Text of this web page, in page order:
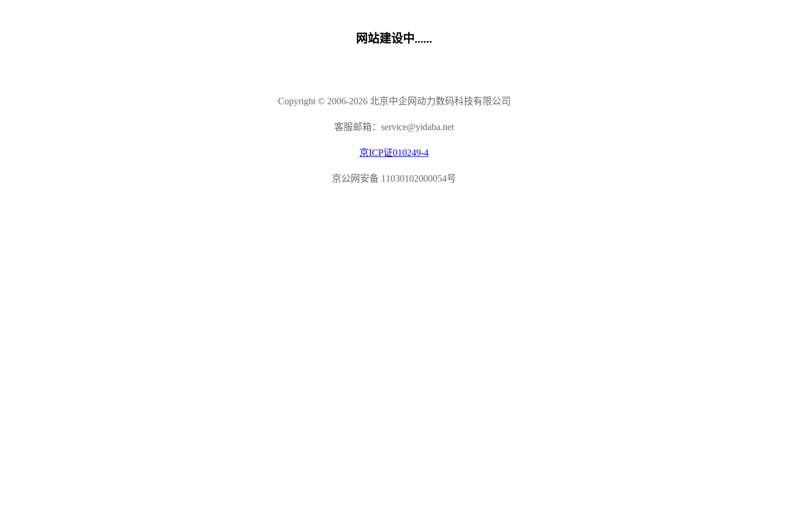
网站建设中......
Copyright © 2006-2026 北京中企网动力数码科技有限公司
客服邮箱：service@yidaba.net
京ICP证010249-4
京公网安备 11030102000054号